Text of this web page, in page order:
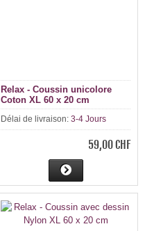
Relax - Coussin unicolore
Coton XL 60 x 20 cm
Délai de livraison: 3-4 Jours
59,00 CHF